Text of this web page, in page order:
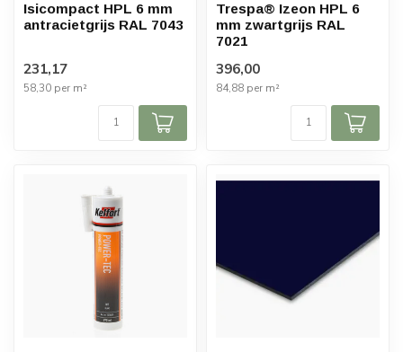
Isicompact HPL 6 mm
antracietgrijs RAL 7043
231,17
58,30 per m²
Trespa® Izeon HPL 6
mm zwartgrijs RAL
7021
396,00
84,88 per m²